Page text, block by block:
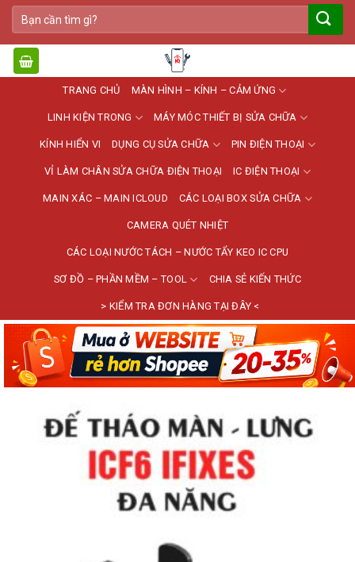
Bỏ
qua
nội
dung
Tìm
kiếm:
TRANG CHỦ MÀN HÌNH – KÍNH – CẢM ỨNG
LINH KIỆN TRONG MÁY MÓC THIẾT BỊ SỬA CHỮA
KÍNH HIỂN VI DỤNG CỤ SỬA CHỮA PIN ĐIỆN THOẠI
VỈ LÀM CHÂN SỬA CHỮA ĐIỆN THOẠI IC ĐIỆN THOẠI
MAIN XÁC – MAIN ICLOUD CÁC LOẠI BOX SỬA CHỮA
CAMERA QUÉT NHIỆT
CÁC LOẠI NƯỚC TÁCH – NƯỚC TẨY KEO IC CPU
SƠ ĐỒ – PHẦN MỀM – TOOL CHIA SẺ KIẾN THỨC
> KIỂM TRA ĐƠN HÀNG TẠI ĐÂY <